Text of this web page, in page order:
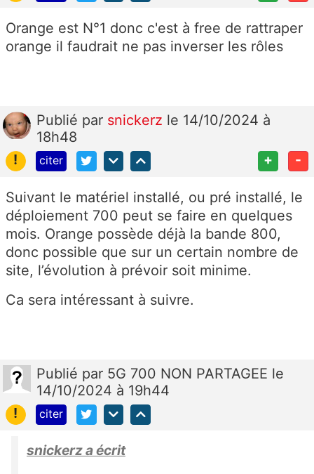
Orange est N°1 donc c'est à free de rattraper
orange il faudrait ne pas inverser les rôles
Publié par snickerz le 14/10/2024 à
18h48
!
citer + -
Suivant le matériel installé, ou pré installé, le
déploiement 700 peut se faire en quelques
mois. Orange possède déjà la bande 800,
donc possible que sur un certain nombre de
site, l’évolution à prévoir soit minime.
Ca sera intéressant à suivre.
Publié par 5G 700 NON PARTAGEE le
14/10/2024 à 19h44
!
citer
snickerz a écrit